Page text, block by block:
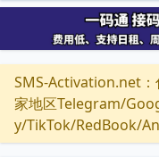
SMS-Activation.net：
家地区Telegram/
y/TikTok/RedBook/